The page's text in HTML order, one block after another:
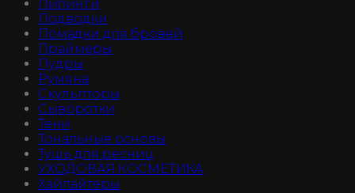
Пилинги
Подводки
Помадки для бровей
Праймеры
Пудры
Румяна
Скульпторы
Сыворотки
Тени
Тональные основы
Тушь для ресниц
УХОДОВАЯ КОСМЕТИКА
Хайлайтеры